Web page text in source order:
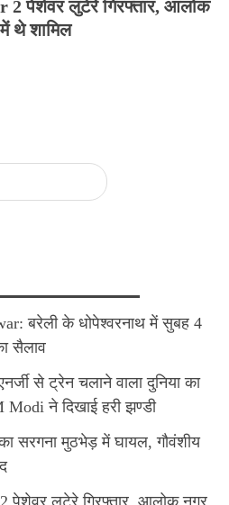
पेशेवर लुटेरे गिरफ्तार, आलोक
थे शामिल
बरेली के धोपेश्वरनाथ में सुबह 4
सैलाव
से ट्रेन चलाने वाला दुनिया का
Modi ने दिखाई हरी झण्डी
सरगना मुठभेड़ में घायल, गौवंशीय
पेशेवर लुटेरे गिरफ्तार, आलोक नगर